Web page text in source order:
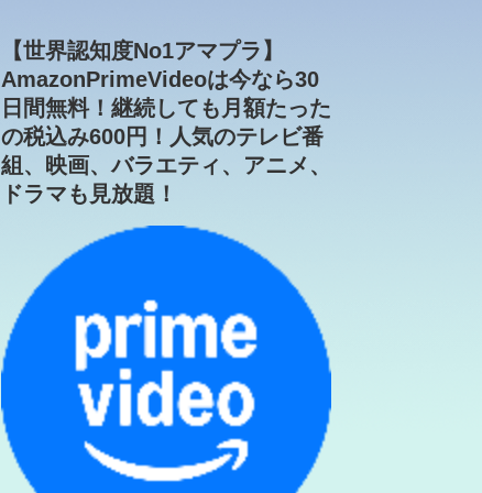
【世界認知度No1アマプラ】
AmazonPrimeVideoは今なら30
日間無料！継続しても月額たった
の税込み600円！人気のテレビ番
組、映画、バラエティ、アニメ、
ドラマも見放題！